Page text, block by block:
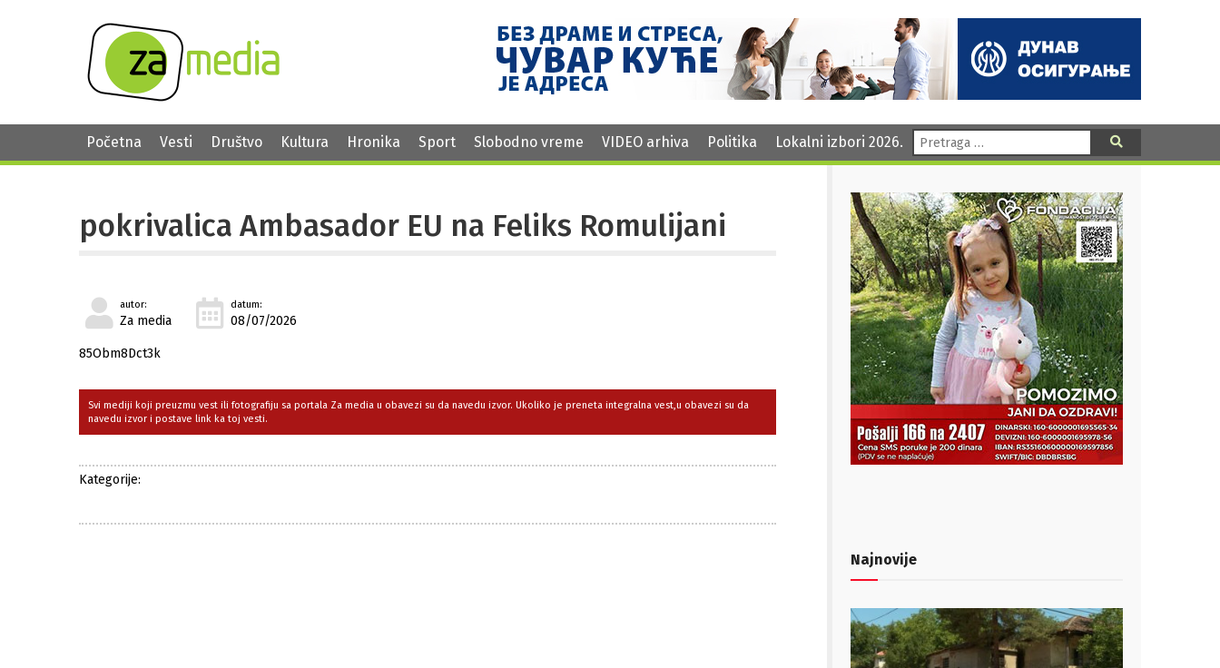
Početna Vesti Društvo Kultura Hronika Sport Slobodno vreme VIDEO arhiva Politika Lokalni izbori 2026. Pretraga:
pokrivalica Ambasador EU na Feliks Romulijani
autor:
Za media
datum:
08/07/2026
85Obm8Dct3k
Svi mediji koji preuzmu vest ili fotografiju sa portala Za media u obavezi su da navedu izvor. Ukoliko je preneta integralna vest,u obavezi su da
navedu izvor i postave link ka toj vesti.
Kategorije:
Najnovije